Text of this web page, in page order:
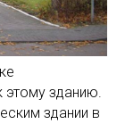
этому зданию.
здании в